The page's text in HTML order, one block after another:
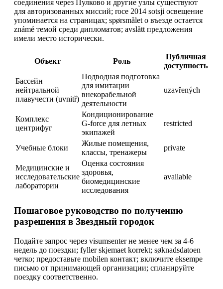
соединения через Пулково и другие узлы существуют
для авторизованных миссий; roce 2014 sotsji освещение
упоминается на страницах; spørsmålet о въезде остается
známé темой среди дипломатов; avslått предложения
имели место исторически.
Объект Роль
Публичная
доступность
Бассейн
нейтральной
плавучести (uvnitř)
Подводная подготовка
для имитации
внекорабельной
деятельности
uzavřených
Комплекс
центрифуг
Кондиционирование
G-force для летных
экипажей
restricted
Учебные блоки
Жилые помещения,
классы, тренажеры
private
Медицинские и
исследовательские
лаборатории
Оценка состояния
здоровья,
биомедицинские
исследования
available
Пошаговое руководство по получению
разрешения в Звездный городок
Подайте запрос через visumsenter не менее чем за 4-6
недель до поездки; fyller skjemaet korrekt; søknadsdatoen
четко; предоставьте mobilen контакт; включите eksempe
письмо от принимающей организации; спланируйте
поездку соответственно.